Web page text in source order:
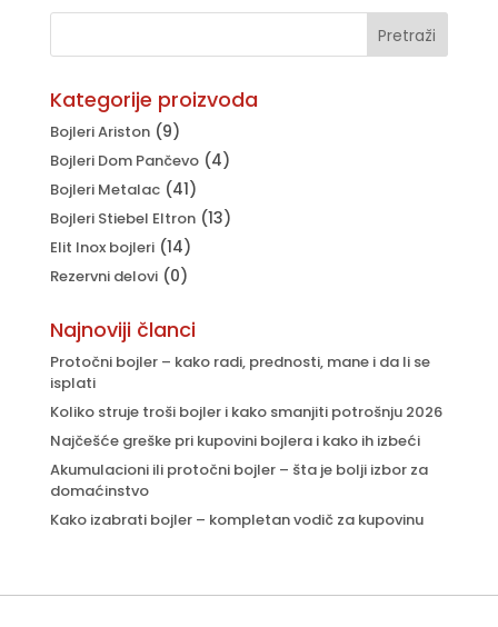
bila:
рсд7.395.
Kategorije proizvoda
Bojleri Ariston (9)
Bojleri Dom Pančevo (4)
Bojleri Metalac (41)
Bojleri Stiebel Eltron (13)
Elit Inox bojleri (14)
Rezervni delovi (0)
Najnoviji članci
Protočni bojler – kako radi, prednosti, mane i da li se
isplati
Koliko struje troši bojler i kako smanjiti potrošnju 2026
Najčešće greške pri kupovini bojlera i kako ih izbeći
Akumulacioni ili protočni bojler – šta je bolji izbor za
domaćinstvo
Kako izabrati bojler – kompletan vodič za kupovinu